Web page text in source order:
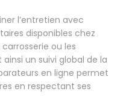
l’entretien avec
disponibles chez
ou les
un suivi global de la
en ligne permet
en respectant ses